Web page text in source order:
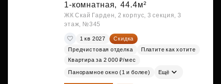
1-комнатная, 44.4м²
ЖК Скай Гарден, 2 корпус, 3 секция, 3
этаж, №345
1 кв 2027
Скидка
Предчистовая отделка
Платите как хотите
Квартира за 2 000 ₽/мес
Панорамное окно (1 и более) Ещё